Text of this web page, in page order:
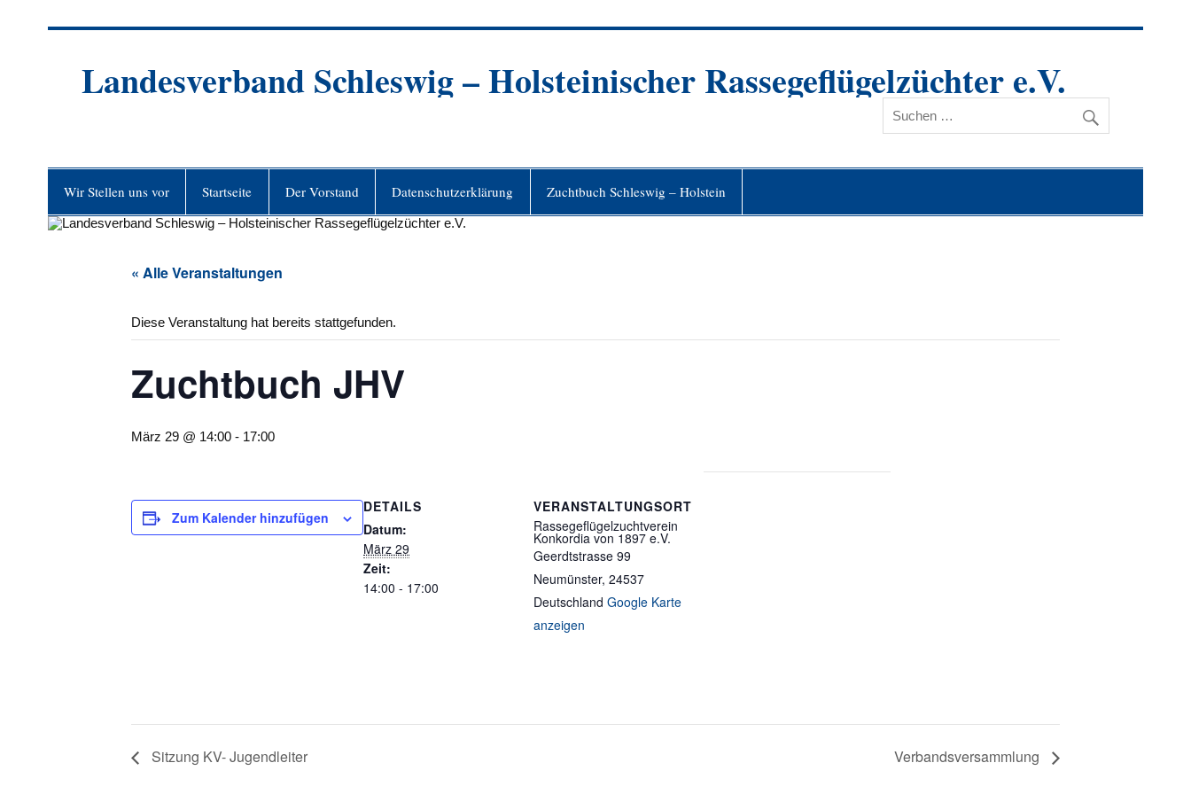
Landesverband Schleswig – Holsteinischer Rassegeflügelzüchter e.V.
Wir Stellen uns vor Startseite Der Vorstand Datenschutzerklärung Zuchtbuch Schleswig – Holstein
« Alle Veranstaltungen
Diese Veranstaltung hat bereits stattgefunden.
Zuchtbuch JHV
März 29 @ 14:00 - 17:00
Zum Kalender hinzufügen
DETAILS
Datum:
März 29
Zeit:
14:00 - 17:00
VERANSTALTUNGSORT
Rassegeflügelzuchtverein
Konkordia von 1897 e.V.
Geerdtstrasse 99
Neumünster, 24537
Deutschland Google Karte
anzeigen
Sitzung KV- Jugendleiter Verbandsversammlung